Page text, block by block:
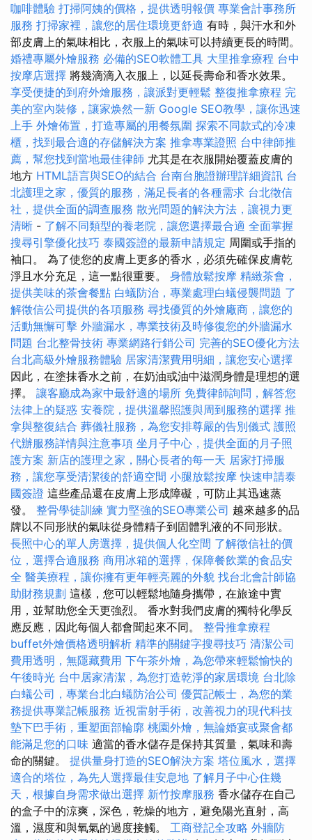
咖啡體驗 打掃阿姨的價格，提供透明報價 專業會計事務所
服務 打掃家裡，讓您的居住環境更舒適 有時，與汗水和外
部皮膚上的氣味相比，衣服上的氣味可以持續更長的時間。
婚禮專屬外燴服務 必備的SEO軟體工具 大里推拿療程 台中
按摩店選擇 將幾滴滴入衣服上，以延長壽命和香水效果。
享受便捷的到府外燴服務，讓派對更輕鬆 整復推拿療程 完
美的室內裝修，讓家焕然一新 Google SEO教學，讓你迅速
上手 外燴佈置，打造專屬的用餐氛圍 探索不同款式的冷凍
櫃，找到最合適的存儲解決方案 推拿專業證照 台中律師推
薦，幫您找到當地最佳律師 尤其是在衣服開始覆蓋皮膚的
地方 HTML語言與SEO的結合 台南台胞證辦理詳細資訊 台
北護理之家，優質的服務，滿足長者的各種需求 台北徵信
社，提供全面的調查服務 散光問題的解決方法，讓視力更
清晰 - 了解不同類型的養老院，讓您選擇最合適 全面掌握
搜尋引擎優化技巧 泰國簽證的最新申請規定 周圍或手指的
袖口。 為了使您的皮膚上更多的香水，必須先確保皮膚乾
淨且水分充足，這一點很重要。 身體放鬆按摩 精緻茶會，
提供美味的茶會餐點 白蟻防治，專業處理白蟻侵襲問題 了
解徵信公司提供的各項服務 尋找優質的外燴廠商，讓您的
活動無懈可擊 外牆漏水，專業技術及時修復您的外牆漏水
問題 台北整骨技術 專業網路行銷公司 完善的SEO優化方法
台北高級外燴服務體驗 居家清潔費用明細，讓您安心選擇
因此，在塗抹香水之前，在奶油或油中滋潤身體是理想的選
擇。 讓客廳成為家中最舒適的場所 免費律師詢問，解答您
法律上的疑惑 安養院，提供溫馨照護與周到服務的選擇 推
拿與整復結合 葬儀社服務，為您安排尊嚴的告別儀式 護照
代辦服務詳情與注意事項 坐月子中心，提供全面的月子照
護方案 新店的護理之家，關心長者的每一天 居家打掃服
務，讓您享受清潔後的舒適空間 小腿放鬆按摩快速申請泰
國簽證 這些產品還在皮膚上形成障礙，可防止其迅速蒸
發。 整骨學徒訓練 實力堅強的SEO專業公司 越來越多的品
牌以不同形狀的氣味從身體精子到固體乳液的不同形狀。
長照中心的單人房選擇，提供個人化空間 了解徵信社的價
位，選擇合適服務 商用冰箱的選擇，保障餐飲業的食品安
全 醫美療程，讓你擁有更年輕亮麗的外貌 找台北會計師協
助財務規劃 這樣，您可以輕鬆地隨身攜帶，在旅途中實
用，並幫助您全天更強烈。 香水對我們皮膚的獨特化學反
應反應，因此每個人都會聞起來不同。 整骨推拿療程
buffet外燴價格透明解析 精準的關鍵字搜尋技巧 清潔公司
費用透明，無隱藏費用 下午茶外燴，為您帶來輕鬆愉快的
午後時光 台中居家清潔，為您打造乾淨的家居環境 台北除
白蟻公司，專業台北白蟻防治公司 優質記帳士，為您的業
務提供專業記帳服務 近視雷射手術，改善視力的現代科技
墊下巴手術，重塑面部輪廓 桃園外燴，無論婚宴或聚會都
能滿足您的口味 適當的香水儲存是保持其質量，氣味和壽
命的關鍵。 提供量身打造的SEO解決方案 塔位風水，選擇
適合的塔位，為先人選擇最佳安息地 了解月子中心住幾
天，根據自身需求做出選擇 新竹按摩服務 香水儲存在自己
的盒子中的涼爽，深色，乾燥的地方，避免陽光直射，高
溫，濕度和與氧氣的過度接觸。 工商登記全攻略 外牆防